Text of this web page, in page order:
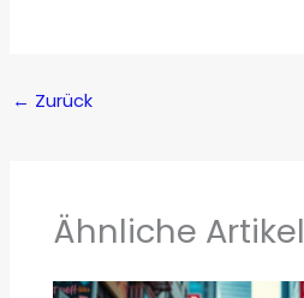
← Zurück
Ähnliche Artikel